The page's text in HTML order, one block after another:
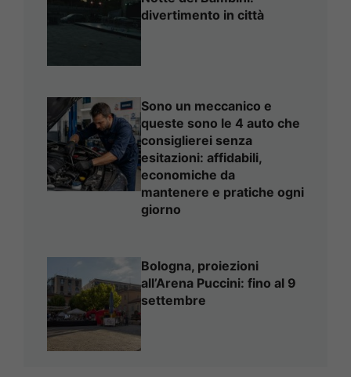
divertimento in città
Sono un meccanico e
queste sono le 4 auto che
consiglierei senza
esitazioni: affidabili,
economiche da
mantenere e pratiche ogni
giorno
Bologna, proiezioni
all’Arena Puccini: fino al 9
settembre